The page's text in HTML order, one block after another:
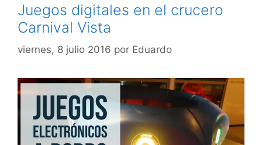
Juegos digitales en el crucero
Carnival Vista
viernes, 8 julio 2016 por Eduardo